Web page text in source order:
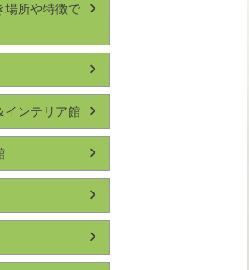
場所や特徴で
インテリア館